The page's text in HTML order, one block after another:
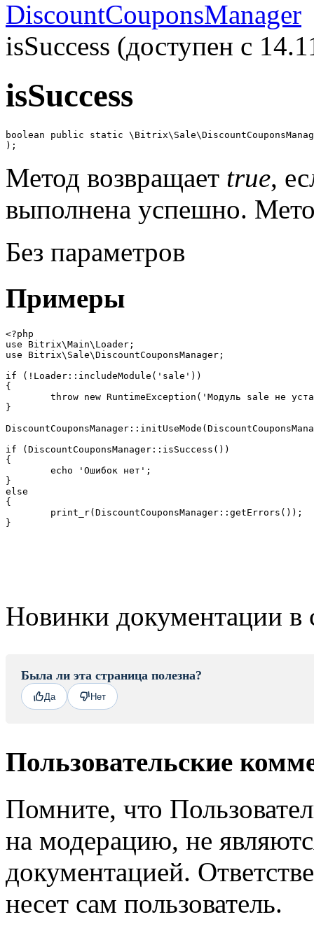
DiscountCouponsManager
isSuccess (доступен с
isSuccess
boolean public static
);
Метод возвращает true,
выполнена успешно.
Без параметров
Примеры
<?php
use Bitrix\Main\Loader;
use Bitrix\Sale\DiscountCouponsManager;
if (!Loader::includeModule('sale'))
{
}
if (DiscountCouponsManager::isSuccess())
{
}
else
{
}
Новинки документации в
Была ли эта страница полезна?
Да Нет
Пользовательские
Помните, что
на модерацию, не
документацией.
несет сам пользователь.